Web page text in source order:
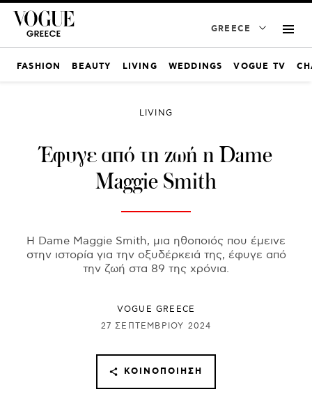
GREECE
FASHION BEAUTY LIVING WEDDINGS VOGUE TV
LIVING
Έφυγε από τη ζωή η Dame
Maggie Smith
Η Dame Maggie Smith, μια ηθοποιός που έμεινε
στην ιστορία για την οξυδέρκειά της, έφυγε από
την ζωή στα 89 της χρόνια.
VOGUE GREECE
27 ΣΕΠΤΕΜΒΡΊΟΥ 2024
ΚΟΙΝΟΠΟΊΗΣΗ